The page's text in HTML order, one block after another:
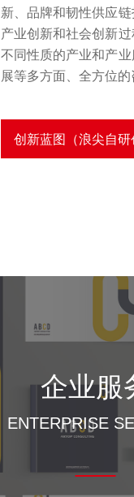
新、品牌和韧性供应
产业创新和社会创新
不同性质的产业和产
展等多方面、全方位
创新蓝图（浪尖自研
企业服
ENTERPRISE